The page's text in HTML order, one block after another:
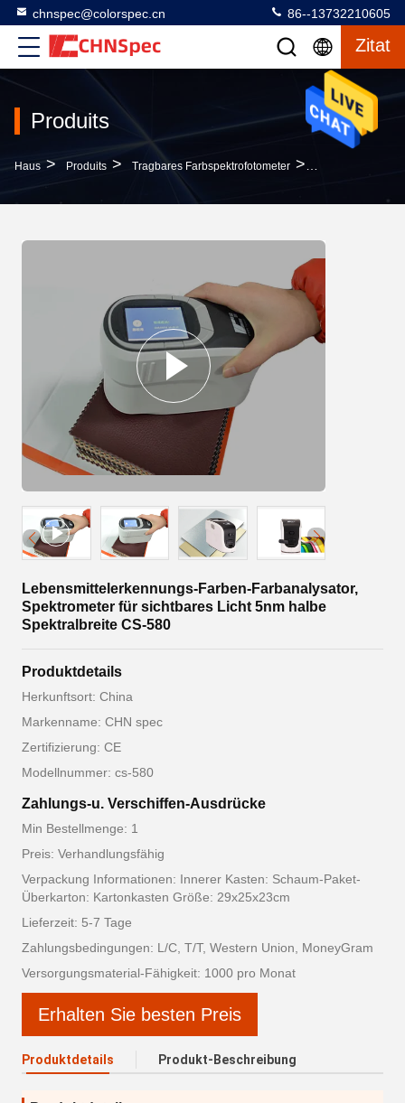
chnspec@colorspec.cn 86--13732210605
Zitat
Produits
Haus > Produits > Tragbares Farbspektrofotometer >
Lebensmittelerkennungs-Farben-Farbanalysator,
Spektrometer für sichtbares Licht 5nm halbe
Spektralbreite CS-580
Produktdetails
Herkunftsort: China
Markenname: CHN spec
Zertifizierung: CE
Modellnummer: cs-580
Zahlungs-u. Verschiffen-Ausdrücke
Min Bestellmenge: 1
Preis: Verhandlungsfähig
Verpackung Informationen: Innerer Kasten: Schaum-Paket-
Überkarton: Kartonkasten Größe: 29x25x23cm
Lieferzeit: 5-7 Tage
Zahlungsbedingungen: L/C, T/T, Western Union, MoneyGram
Versorgungsmaterial-Fähigkeit: 1000 pro Monat
Erhalten Sie besten Preis
Produktdetails Produkt-Beschreibung